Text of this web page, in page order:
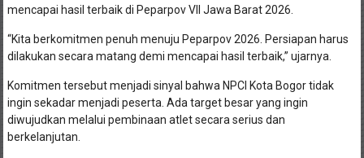
mencapai hasil terbaik di Peparpov VII Jawa Barat 2026.
“Kita berkomitmen penuh menuju Peparpov 2026. Persiapan harus
dilakukan secara matang demi mencapai hasil terbaik,” ujarnya.
Komitmen tersebut menjadi sinyal bahwa NPCI Kota Bogor tidak
ingin sekadar menjadi peserta. Ada target besar yang ingin
diwujudkan melalui pembinaan atlet secara serius dan
berkelanjutan.